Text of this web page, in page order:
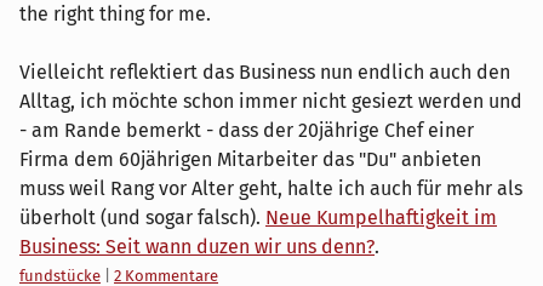
the right thing for me.
Vielleicht reflektiert das Business nun endlich auch den
Alltag, ich möchte schon immer nicht gesiezt werden und
- am Rande bemerkt - dass der 20jährige Chef einer
Firma dem 60jährigen Mitarbeiter das "Du" anbieten
muss weil Rang vor Alter geht, halte ich auch für mehr als
überholt (und sogar falsch). Neue Kumpelhaftigkeit im
Business: Seit wann duzen wir uns denn?.
Kategorien:
fundstücke
2 Kommentare